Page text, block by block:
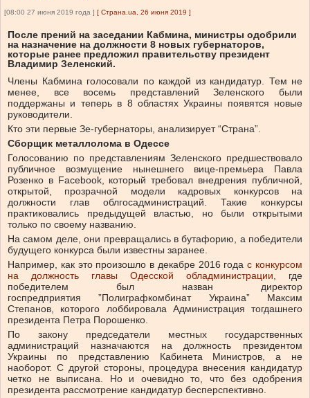
[08:00 27 июня 2019 года ] [ Страна.ua, 26 июня 2019 ]
После прений на заседании Кабмина, министры одобрили
на назначение на должности 8 новых губернаторов,
которые ранее предложил правительству президент
Владимир Зеленский.
Члены Кабмина голосовали по каждой из кандидатур. Тем не
менее, все восемь представлений Зеленского были
поддержаны и теперь в 8 областях Украины появятся новые
руководители.
Кто эти первые Зе-губернаторы, анализирует “Страна”.
Сборщик металлолома в Одессе
Голосованию по представлениям Зеленского предшествовало
публичное возмущение нынешнего вице-премьера Павла
Розенко в Facebook, который требовал внедрения публичной,
открытой, прозрачной модели кадровых конкурсов на
должности глав облгосадминистраций. Такие конкурсы
практиковались предыдущей властью, но были открытыми
только по своему названию.
На самом деле, они превращались в бутафорию, а победители
будущего конкурса были известны заранее.
Например, как это произошло в декабре 2016 годас конкурсом
на должность главы Одесской обладминистрации, где
победителем был назван директор
госпредприятия ”Полиграфкомбинат Украина” Максим
Степанов, которого лоббировала Администрация тогдашнего
президента Петра Порошенко.
По закону председатели местных государственных
администраций назначаются на должность президентом
Украины по представлению Кабинета Министров, а не
наоборот. С другой стороны, процедура внесения кандидатур
четко не выписана. Но и очевидно то, что без одобрения
президента рассмотрение кандидатур бесперспективно.